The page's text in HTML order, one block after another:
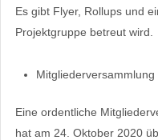
Es gibt Flyer, Rollups und
Projektgruppe betreut wird.
Mitgliederversammlung
Eine ordentliche
hat am 24. Oktober 2020